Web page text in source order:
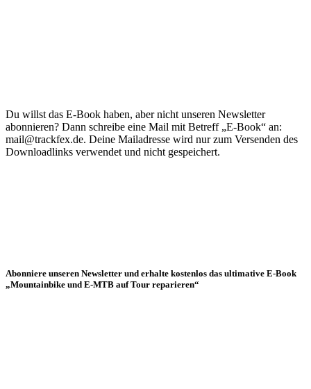
Du willst das E-Book haben, aber nicht unseren Newsletter
abonnieren? Dann schreibe eine Mail mit Betreff „E-Book“ an:
mail@trackfex.de. Deine Mailadresse wird nur zum Versenden des
Downloadlinks verwendet und nicht gespeichert.
Abonniere unseren Newsletter und erhalte kostenlos das ultimative E-Book
„Mountainbike und E-MTB auf Tour reparieren“